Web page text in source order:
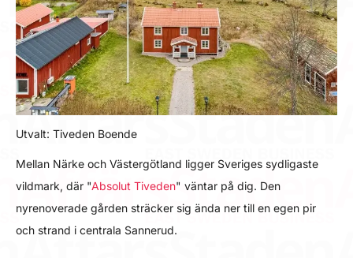
Utvalt: Tiveden Boende
Mellan Närke och Västergötland ligger Sveriges sydligaste
vildmark, där "Absolut Tiveden" väntar på dig. Den
nyrenoverade gården sträcker sig ända ner till en egen pir
och strand i centrala Sannerud.